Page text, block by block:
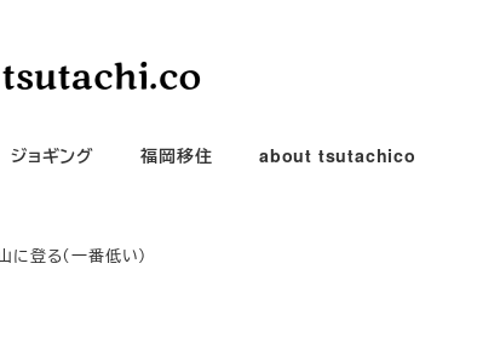
ジョギング 福岡移住 about tsutachico
に登る（一番低い）